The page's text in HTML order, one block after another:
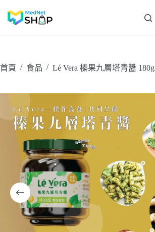
容
首頁 / 食品 / Lé Vera 榛果九層塔青醬 180g